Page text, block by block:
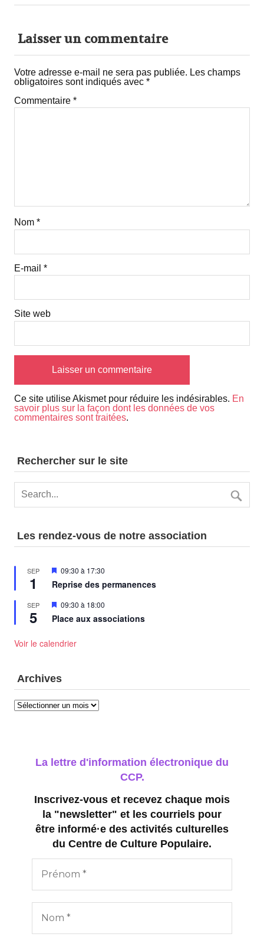
Laisser un commentaire
Votre adresse e-mail ne sera pas publiée. Les champs
obligatoires sont indiqués avec *
Commentaire *
Nom *
E-mail *
Site web
Ce site utilise Akismet pour réduire les indésirables. En
savoir plus sur la façon dont les données de vos
commentaires sont traitées.
Rechercher sur le site
Les rendez-vous de notre association
SEP
1
Mis
avant
09:30 à 17:30
Reprise des permanences
SEP
5
Mis
avant
09:30 à 18:00
Place aux associations
Voir le calendrier
Archives
Archives
La lettre d'information électronique du
CCP.
Inscrivez-vous et recevez chaque mois
la "newsletter" et les courriels pour
être informé·e des activités culturelles
du Centre de Culture Populaire.